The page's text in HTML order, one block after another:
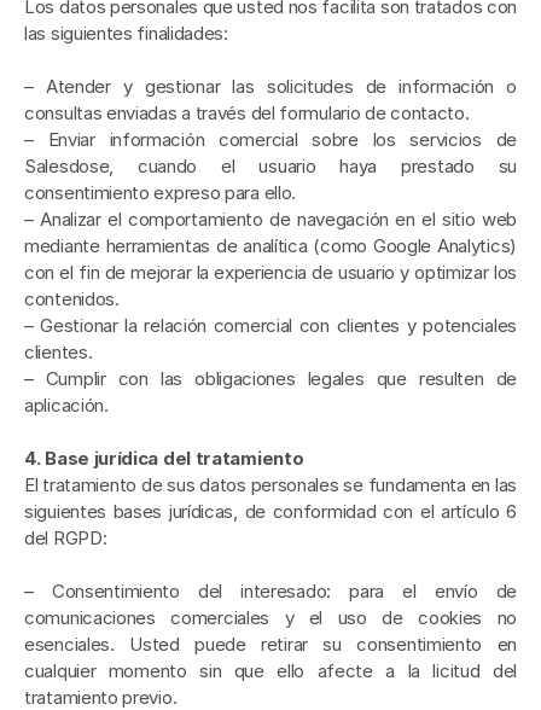
Los datos personales que usted nos facilita son tratados con
las siguientes finalidades:
– Atender y gestionar las solicitudes de información o
consultas enviadas a través del formulario de contacto.
– Enviar información comercial sobre los servicios de
Salesdose, cuando el usuario haya prestado su
consentimiento expreso para ello.
– Analizar el comportamiento de navegación en el sitio web
mediante herramientas de analítica (como Google Analytics)
con el fin de mejorar la experiencia de usuario y optimizar los
contenidos.
– Gestionar la relación comercial con clientes y potenciales
clientes.
– Cumplir con las obligaciones legales que resulten de
aplicación.
4. Base jurídica del tratamiento
El tratamiento de sus datos personales se fundamenta en las
siguientes bases jurídicas, de conformidad con el artículo 6
del RGPD:
– Consentimiento del interesado: para el envío de
comunicaciones comerciales y el uso de cookies no
esenciales. Usted puede retirar su consentimiento en
cualquier momento sin que ello afecte a la licitud del
tratamiento previo.